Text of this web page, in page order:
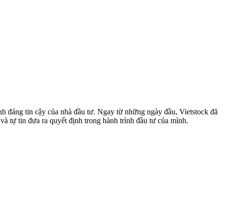
đáng tin cậy của nhà đầu tư. Ngay từ những ngày đầu, Vietstock đã
tự tin đưa ra quyết định trong hành trình đầu tư của mình.